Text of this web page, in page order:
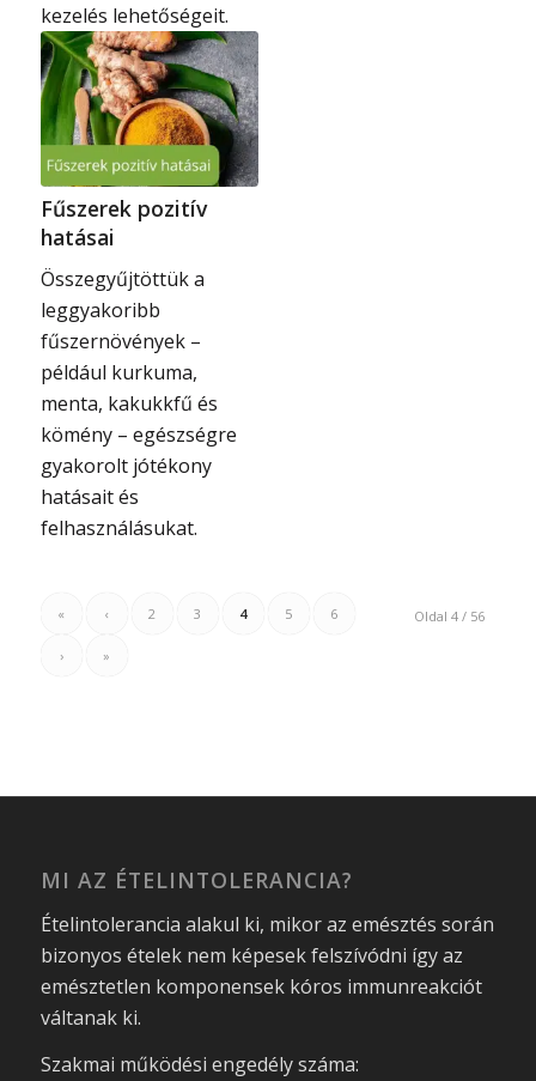
kezelés lehetőségeit.
Fűszerek pozitív
hatásai
Összegyűjtöttük a
leggyakoribb
fűszernövények –
például kurkuma,
menta, kakukkfű és
kömény – egészségre
gyakorolt jótékony
hatásait és
felhasználásukat.
Oldal 4 / 56
« ‹ 2 3 4 5 6
› »
MI AZ ÉTELINTOLERANCIA?
Ételintolerancia alakul ki, mikor az emésztés során
bizonyos ételek nem képesek felszívódni így az
emésztetlen komponensek kóros immunreakciót
váltanak ki.
Szakmai működési engedély száma: